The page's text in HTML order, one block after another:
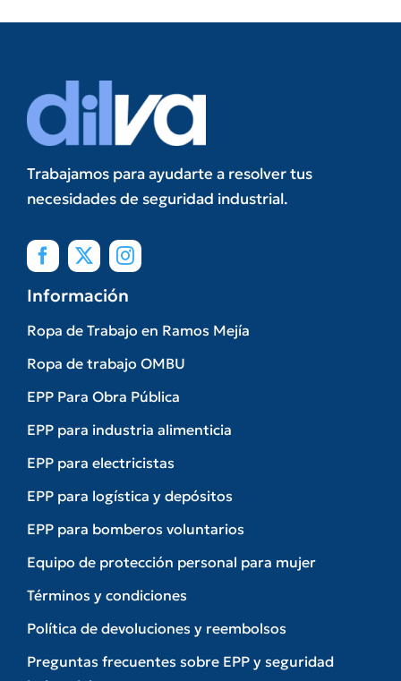
Trabajamos para ayudarte a resolver tus
necesidades de seguridad industrial.
Información
Ropa de Trabajo en Ramos Mejía
Ropa de trabajo OMBU
EPP Para Obra Pública
EPP para industria alimenticia
EPP para electricistas
EPP para logística y depósitos
EPP para bomberos voluntarios
Equipo de protección personal para mujer
Términos y condiciones
Política de devoluciones y reembolsos
Preguntas frecuentes sobre EPP y seguridad